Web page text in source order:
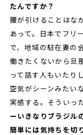
たんですか？
腰が引けることはな
あって。日本でフリ
で、地域の駐在妻の
働きたくないから旦
って話す人もいたり
空気がシーンみたい
実感する。そういっ
ーいきなりブラジル
簡単には気持ちを切